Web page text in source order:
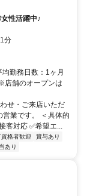
性活躍中♪
分
勤務日数：1ヶ月
店舗のオープンは
せ・ご来店いただ
営業です。 ＜具体的
客対応 ✅希望エ...
資格者歓迎
賞与あり
あり